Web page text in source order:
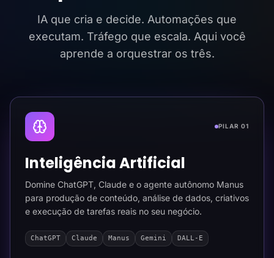
IA que cria e decide. Automações que
executam. Tráfego que escala. Aqui você
aprende a orquestrar os três.
PILAR 01
Inteligência Artificial
Domine ChatGPT, Claude e o agente autônomo Manus
para produção de conteúdo, análise de dados, criativos
e execução de tarefas reais no seu negócio.
ChatGPT Claude Manus Gemini DALL-E